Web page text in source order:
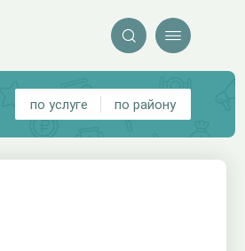
 
по услуге по району